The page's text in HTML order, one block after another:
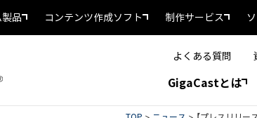
品 コンテンツ作成ソフト 制作サービス
よくある質問
GigaCastとは